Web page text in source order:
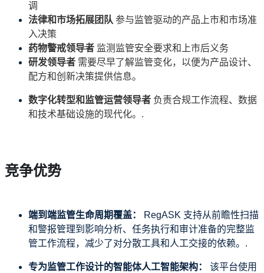
调
法律和市场拓展团队 参与监管驱动的产品上市和市场准
入决策
药物警戒领导者 监测监管安全要求和上市后义务
研发领导者 需要尽早了解监管变化，以便为产品设计、
配方和创新决策提供信息。
数字化转型和监管运营领导者 负责合规工作流程、数据
和技术基础设施的现代化。.
竞争优势
端到端监管生命周期覆盖：
RegASK 支持从前瞻性扫描
和警报管理到影响分析、任务执行和审计准备的完整监
管工作流程，减少了对分散工具和人工交接的依赖。.
专为监管工作设计的智能体人工智能架构： 该平台使用